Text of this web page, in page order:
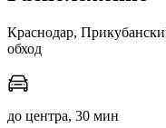
Краснодар,
обход
до центра, 30 мин